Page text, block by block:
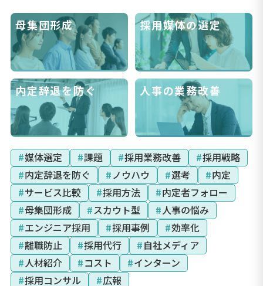
母集団形成 採用媒体の選定
内定辞退を防ぐ 人事の業務改善
#媒体選定 #課題 #採用業務改善 #採用戦略
#内定辞退を防ぐ #ノウハウ #選考 #内定
#サービス比較 #採用方法 #内定者フォロー
#母集団形成 #スカウト型 #人事の悩み
#エンジニア採用 #採用事例 #効率化
#離職防止 #採用代行 #自社メディア
#人材紹介 #コスト #インターン
#採用コンサル #広報